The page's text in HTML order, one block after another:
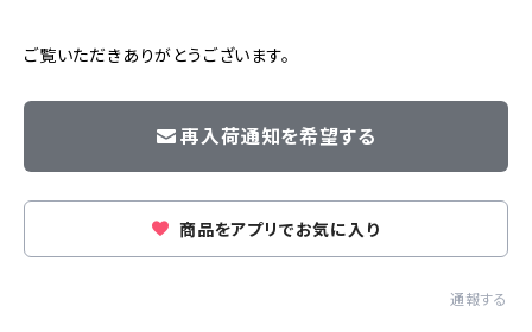
ご覧いただきありがとうございます。
再入荷通知を希望する
商品をアプリでお気に入り
通報する